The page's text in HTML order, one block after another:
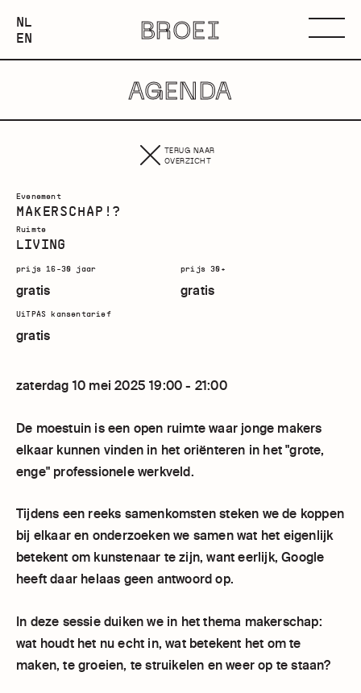
NEDERLANDS
NL
ENGLISH
EN BROEI
AGENDA
TERUG NAAR
OVERZICHT
Evenement
MAKERSCHAP!?
Ruimte
LIVING
prijs 16-30 jaar
gratis
prijs 30+
gratis
UiTPAS kansentarief
gratis
zaterdag 10 mei 2025 19:00 - 21:00
De moestuin is een open ruimte waar jonge makers
elkaar kunnen vinden in het oriënteren in het "grote,
enge" professionele werkveld.
Tijdens een reeks samenkomsten steken we de koppen
bij elkaar en onderzoeken we samen wat het eigenlijk
betekent om kunstenaar te zijn, want eerlijk, Google
heeft daar helaas geen antwoord op.
In deze sessie duiken we in het thema makerschap:
wat houdt het nu echt in, wat betekent het om te
maken, te groeien, te struikelen en weer op te staan?